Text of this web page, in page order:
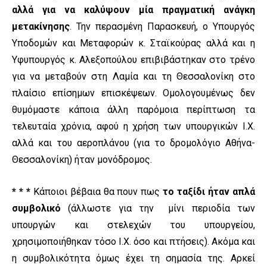
αλλά για να καλύψουν μία πραγματική ανάγκη
μετακίνησης. Την περασμένη Παρασκευή, ο Υπουργός
Υποδομών και Μεταφορών κ. Σταϊκούρας αλλά και η
Υφυπουργός κ. Αλεξοπούλου επιβιβάστηκαν στο τρένο
για να μεταβούν στη Λαμία και τη Θεσσαλονίκη στο
πλαίσιο επίσημων επισκέψεων. Ομολογουμένως δεν
θυμόμαστε κάποια άλλη παρόμοια περίπτωση τα
τελευταία χρόνια, αφού η χρήση των υπουργικών Ι.Χ.
αλλά και του αεροπλάνου (για το δρομολόγιο Αθήνα-
Θεσσαλονίκη) ήταν μονόδρομος.
* * *Κάποιοι βέβαια θα πουν πωςτο ταξίδι ήταν απλά
συμβολικό (άλλωστε για την μίνι περιοδία των
υπουργών και στελεχών του υπουργείου,
χρησιμοποιήθηκαν τόσο Ι.Χ. όσο και πτήσεις). Ακόμα και
η συμβολικότητα όμως έχει τη σημασία της. Αρκεί